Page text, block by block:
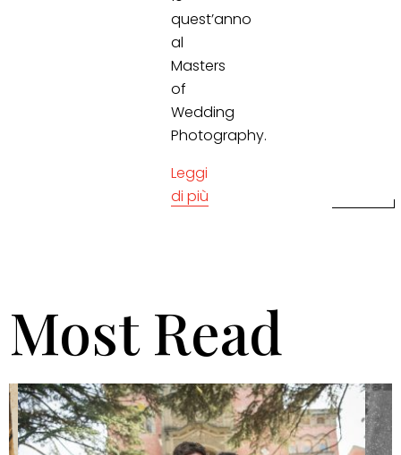
quest’anno
al
Masters
of
Wedding
Photography.
Leggi
di più
Most Read